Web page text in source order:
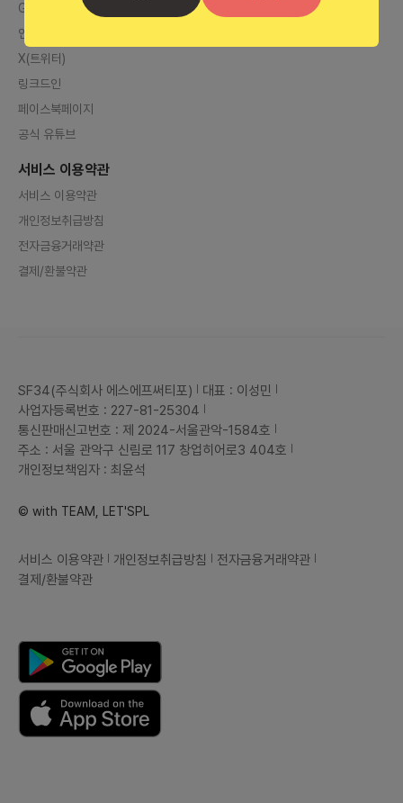
Global Bunzee AI
인스타그램
X(트위터)
링크드인
페이스북페이지
공식 유튜브
서비스 이용약관
서비스 이용약관
개인정보취급방침
전자금융거래약관
결제/환불약관
SF34(주식회사 에스에프써티포)
대표 : 이성민
사업자등록번호 : 227-81-25304
통신판매신고번호 : 제 2024-서울관악-1584호
주소 : 서울 관악구 신림로 117 창업히어로3 404호
개인정보책임자 : 최윤석
© with TEAM, LET'SPL
서비스 이용약관 개인정보취급방침
전자금융거래약관
결제/환불약관